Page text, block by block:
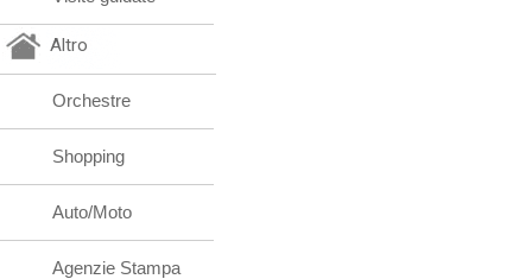
Altro
Orchestre
Shopping
Auto/Moto
Agenzie Stampa